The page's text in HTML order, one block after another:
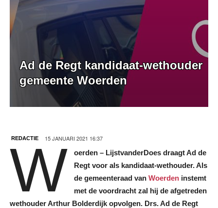
Ad de Regt kandidaat-wethouder
gemeente Woerden
REDACTIE 15 JANUARI 2021 16:37
W
oerden – LijstvanderDoes draagt Ad de
Regt voor als kandidaat-wethouder. Als
de gemeenteraad van Woerdeninstemt
met de voordracht zal hij de afgetreden
wethouder Arthur Bolderdijk opvolgen. Drs. Ad de Regt